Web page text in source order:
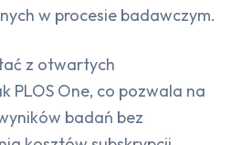
w procesie badawczym.
z otwartych
PLOS One, co pozwala na
badań bez